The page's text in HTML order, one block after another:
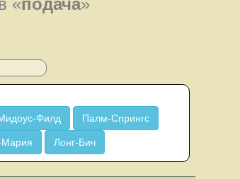
«подача»
Филд Палм-Спрингс
Мария Лонг-Бич